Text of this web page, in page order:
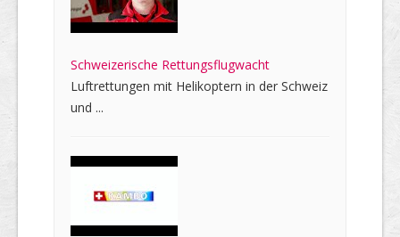
Schweizerische Rettungsflugwacht
Luftrettungen mit Helikoptern in der Schweiz
und ...